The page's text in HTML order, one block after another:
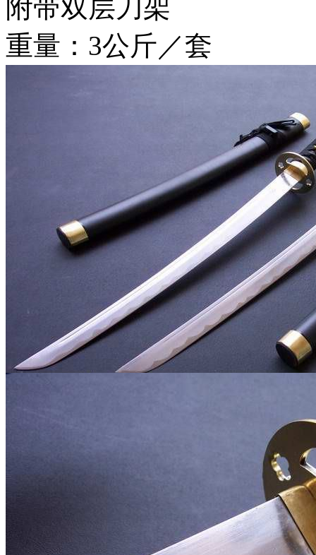
附带双层刀架
重量：3公斤／套